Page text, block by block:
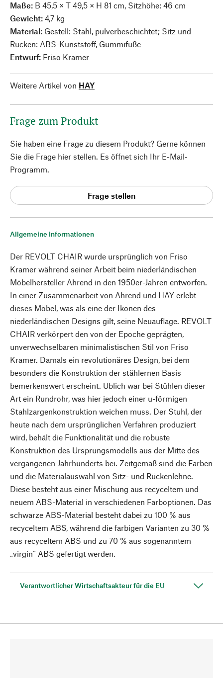
Allgemeine Informationen
Der REVOLT CHAIR wurde ursprünglich von Friso
Kramer während seiner Arbeit beim niederländischen
Möbelhersteller Ahrend in den 1950er-Jahren entworfen.
In einer Zusammenarbeit von Ahrend und HAY erlebt
dieses Möbel, was als eine der Ikonen des
niederländischen Designs gilt, seine Neuauflage. REVOLT
CHAIR verkörpert den von der Epoche geprägten,
unverwechselbaren minimalistischen Stil von Friso
Kramer. Damals ein revolutionäres Design, bei dem
besonders die Konstruktion der stählernen Basis
bemerkenswert erscheint. Üblich war bei Stühlen dieser
Art ein Rundrohr, was hier jedoch einer u-förmigen
Stahlzargenkonstruktion weichen muss. Der Stuhl, der
heute nach dem ursprünglichen Verfahren produziert
wird, behält die Funktionalität und die robuste
Konstruktion des Ursprungsmodells aus der Mitte des
vergangenen Jahrhunderts bei. Zeitgemäß sind die Farben
und die Materialauswahl von Sitz- und Rückenlehne.
Diese besteht aus einer Mischung aus recyceltem und
neuem ABS-Material in verschiedenen Farboptionen. Das
schwarze ABS-Material besteht dabei zu 100 % aus
recyceltem ABS, während die farbigen Varianten zu 30 %
aus recyceltem ABS und zu 70 % aus sogenanntem
„virgin“ ABS gefertigt werden.
Verantwortlicher Wirtschaftsakteur für die EU
Maße: B 45,5 × T 49,5 × H 81 cm, Sitzhöhe: 46 cm
Gewicht: 4,7 kg
Material: Gestell: Stahl, pulverbeschichtet; Sitz und
Rücken: ABS-Kunststoff, Gummifüße
Entwurf: Friso Kramer
Weitere Artikel von HAY
Frage zum Produkt
Sie haben eine Frage zu diesem Produkt? Gerne können
Sie die Frage hier stellen. Es öffnet sich Ihr E-Mail-
Programm.
Frage stellen